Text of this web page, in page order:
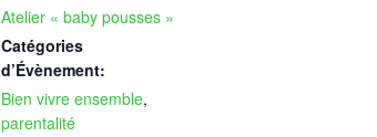
Atelier « baby pousses »
Catégories
d’Évènement:
Bien vivre ensemble,
parentalité